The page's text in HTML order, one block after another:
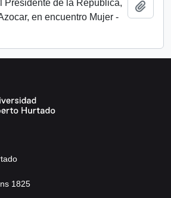
Presidente de la República,
en encuentro Mujer -
1825